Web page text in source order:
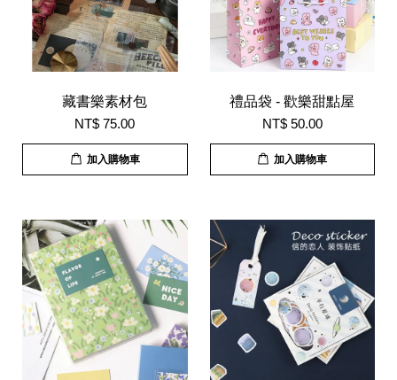
藏書樂素材包
NT$ 75.00
加入購物車
禮品袋 - 歡樂甜點屋
NT$ 50.00
加入購物車